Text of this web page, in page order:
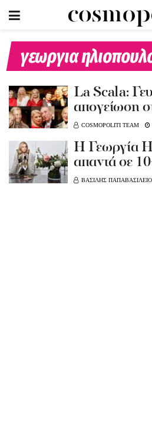
γεωργια
La Scala:
απογείωση
COSMOPOLITI TEAM
Η Γεωργία
απαντά σε
ΒΑΣΙΛΗΣ